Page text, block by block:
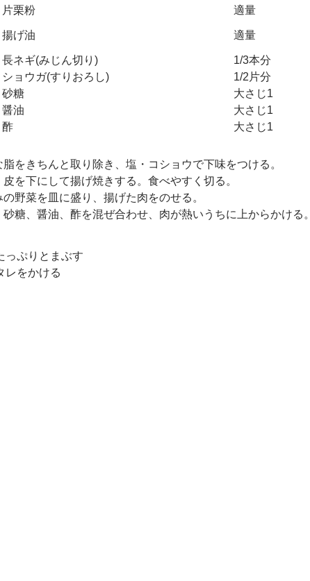
片栗粉
適量
揚げ油 適量
長ネギ(みじん切り)
1/3本分
ショウガ(すりおろし)
1/2片分
砂糖
大さじ1
醤油
大さじ1
酢
大さじ1
をきちんと取り除き、塩・コショウで下味をつける。
を下にして揚げ焼きする。食べやすく切る。
野菜を皿に盛り、揚げた肉をのせる。
糖、醤油、酢を混ぜ合わせ、肉が熱いうちに上からかける。
っぷりとまぶす
レをかける